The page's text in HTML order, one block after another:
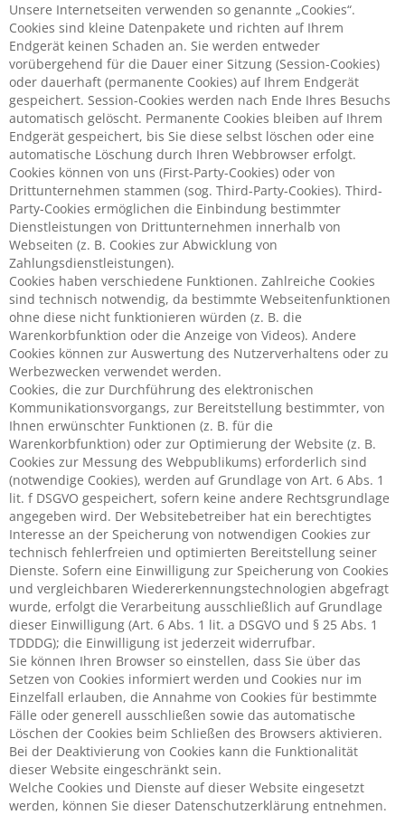
Unsere Internetseiten verwenden so genannte „Cookies“.
Cookies sind kleine Datenpakete und richten auf Ihrem
Endgerät keinen Schaden an. Sie werden entweder
vorübergehend für die Dauer einer Sitzung (Session-Cookies)
oder dauerhaft (permanente Cookies) auf Ihrem Endgerät
gespeichert. Session-Cookies werden nach Ende Ihres Besuchs
automatisch gelöscht. Permanente Cookies bleiben auf Ihrem
Endgerät gespeichert, bis Sie diese selbst löschen oder eine
automatische Löschung durch Ihren Webbrowser erfolgt.
Cookies können von uns (First-Party-Cookies) oder von
Drittunternehmen stammen (sog. Third-Party-Cookies). Third-
Party-Cookies ermöglichen die Einbindung bestimmter
Dienstleistungen von Drittunternehmen innerhalb von
Webseiten (z. B. Cookies zur Abwicklung von
Zahlungsdienstleistungen).
Cookies haben verschiedene Funktionen. Zahlreiche Cookies
sind technisch notwendig, da bestimmte Webseitenfunktionen
ohne diese nicht funktionieren würden (z. B. die
Warenkorbfunktion oder die Anzeige von Videos). Andere
Cookies können zur Auswertung des Nutzerverhaltens oder zu
Werbezwecken verwendet werden.
Cookies, die zur Durchführung des elektronischen
Kommunikationsvorgangs, zur Bereitstellung bestimmter, von
Ihnen erwünschter Funktionen (z. B. für die
Warenkorbfunktion) oder zur Optimierung der Website (z. B.
Cookies zur Messung des Webpublikums) erforderlich sind
(notwendige Cookies), werden auf Grundlage von Art. 6 Abs. 1
lit. f DSGVO gespeichert, sofern keine andere Rechtsgrundlage
angegeben wird. Der Websitebetreiber hat ein berechtigtes
Interesse an der Speicherung von notwendigen Cookies zur
technisch fehlerfreien und optimierten Bereitstellung seiner
Dienste. Sofern eine Einwilligung zur Speicherung von Cookies
und vergleichbaren Wiedererkennungstechnologien abgefragt
wurde, erfolgt die Verarbeitung ausschließlich auf Grundlage
dieser Einwilligung (Art. 6 Abs. 1 lit. a DSGVO und § 25 Abs. 1
TDDDG); die Einwilligung ist jederzeit widerrufbar.
Sie können Ihren Browser so einstellen, dass Sie über das
Setzen von Cookies informiert werden und Cookies nur im
Einzelfall erlauben, die Annahme von Cookies für bestimmte
Fälle oder generell ausschließen sowie das automatische
Löschen der Cookies beim Schließen des Browsers aktivieren.
Bei der Deaktivierung von Cookies kann die Funktionalität
dieser Website eingeschränkt sein.
Welche Cookies und Dienste auf dieser Website eingesetzt
werden, können Sie dieser Datenschutzerklärung entnehmen.